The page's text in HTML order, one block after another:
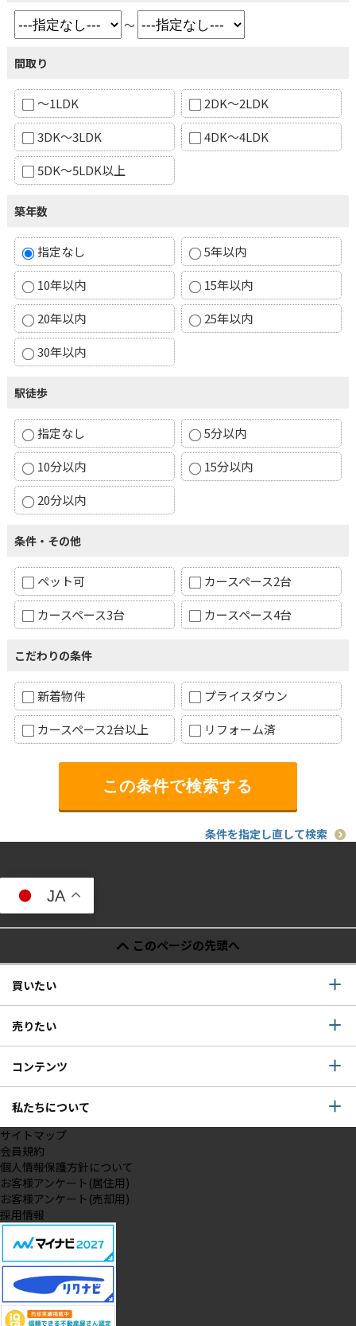
～
間取り
～1LDK
2DK～2LDK
3DK～3LDK
4DK～4LDK
5DK～5LDK以上
築年数
指定なし
5年以内
10年以内
15年以内
20年以内
25年以内
30年以内
駅徒歩
指定なし
5分以内
10分以内
15分以内
20分以内
条件・その他
ペット可
カースペース2台
カースペース3台
カースペース4台
こだわりの条件
新着物件
プライスダウン
カースペース2台以上
リフォーム済
条件を指定し直して検索
JA
このページの先頭へ
買いたい
売りたい
コンテンツ
私たちについて
サイトマップ
会員規約
個人情報保護方針について
お客様アンケート(居住用)
お客様アンケート(売却用)
採用情報